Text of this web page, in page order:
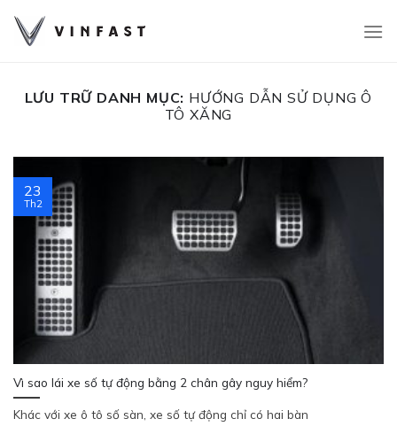
qua
LƯU TRỮ DANH MỤC: HƯỚNG DẪN SỬ DỤNG Ô
TÔ XĂNG
Vì sao lái xe số tự động bằng 2 chân gây nguy hiểm?
Khác với xe ô tô số sàn, xe số tự động chỉ có hai bàn
23
Th2